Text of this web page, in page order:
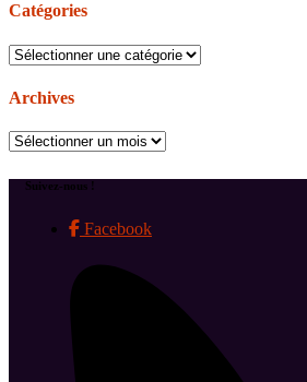
Catégories
Catégories
Archives
Archives
Suivez-nous !
Facebook